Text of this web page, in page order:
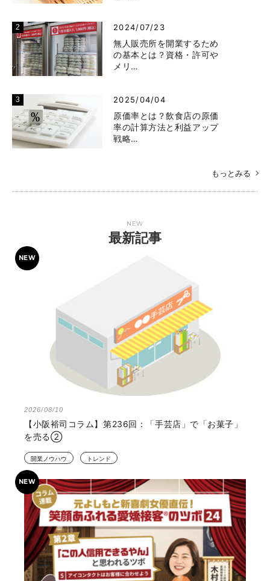
2024/07/23
無人販売所を開業するため
の基本とは？資格・許可や
メリ…
2025/04/04
原価率とは？飲食店の原価
率の計算方法と利益アップ
戦略…
もっとみる
NEW
最新記事
2026/08/10
【小阪裕司コラム】第236回：「手芸店」で「お菓子」
を売る②
開業ノウハウ トレンド